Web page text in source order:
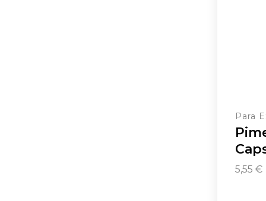
Para
5,55 €